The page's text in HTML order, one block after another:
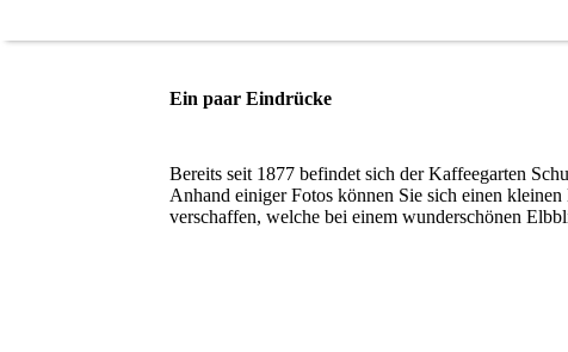
Ein paar Eindrücke
Bereits seit 1877 befindet sich der Kaffeegarten
Anhand einiger Fotos können Sie sich einen
verschaffen, welche bei einem wunderschönen